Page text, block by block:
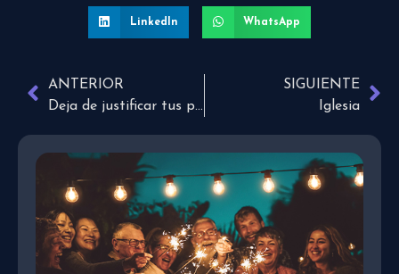
LinkedIn WhatsApp
ANTERIOR
Deja de justificar tus pecados
SIGUIENTE
Iglesia